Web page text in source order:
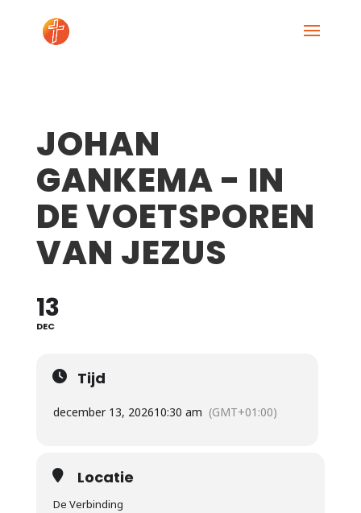
JOHAN
GANKEMA - IN
DE VOETSPOREN
VAN JEZUS
13
DEC
Tijd
december 13, 202610:30 am (GMT+01:00)
Locatie
De Verbinding